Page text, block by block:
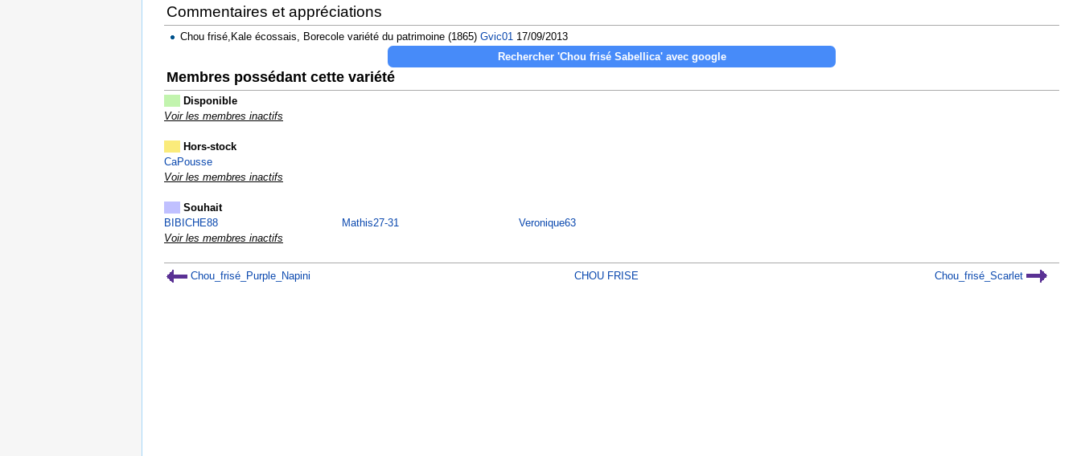
Commentaires et appréciations
Chou frisé,Kale écossais, Borecole variété du patrimoine (1865)Gvic01 17/09/2013
Membres possédant cette variété
Disponible
Voir les membres inactifs
Hors-stock
CaPousse
Voir les membres inactifs
Souhait
BIBICHE88
Mathis27-31
Veronique63
Voir les membres inactifs
Chou_frisé_Purple_Napini CHOU FRISE Chou_frisé_Scarlet